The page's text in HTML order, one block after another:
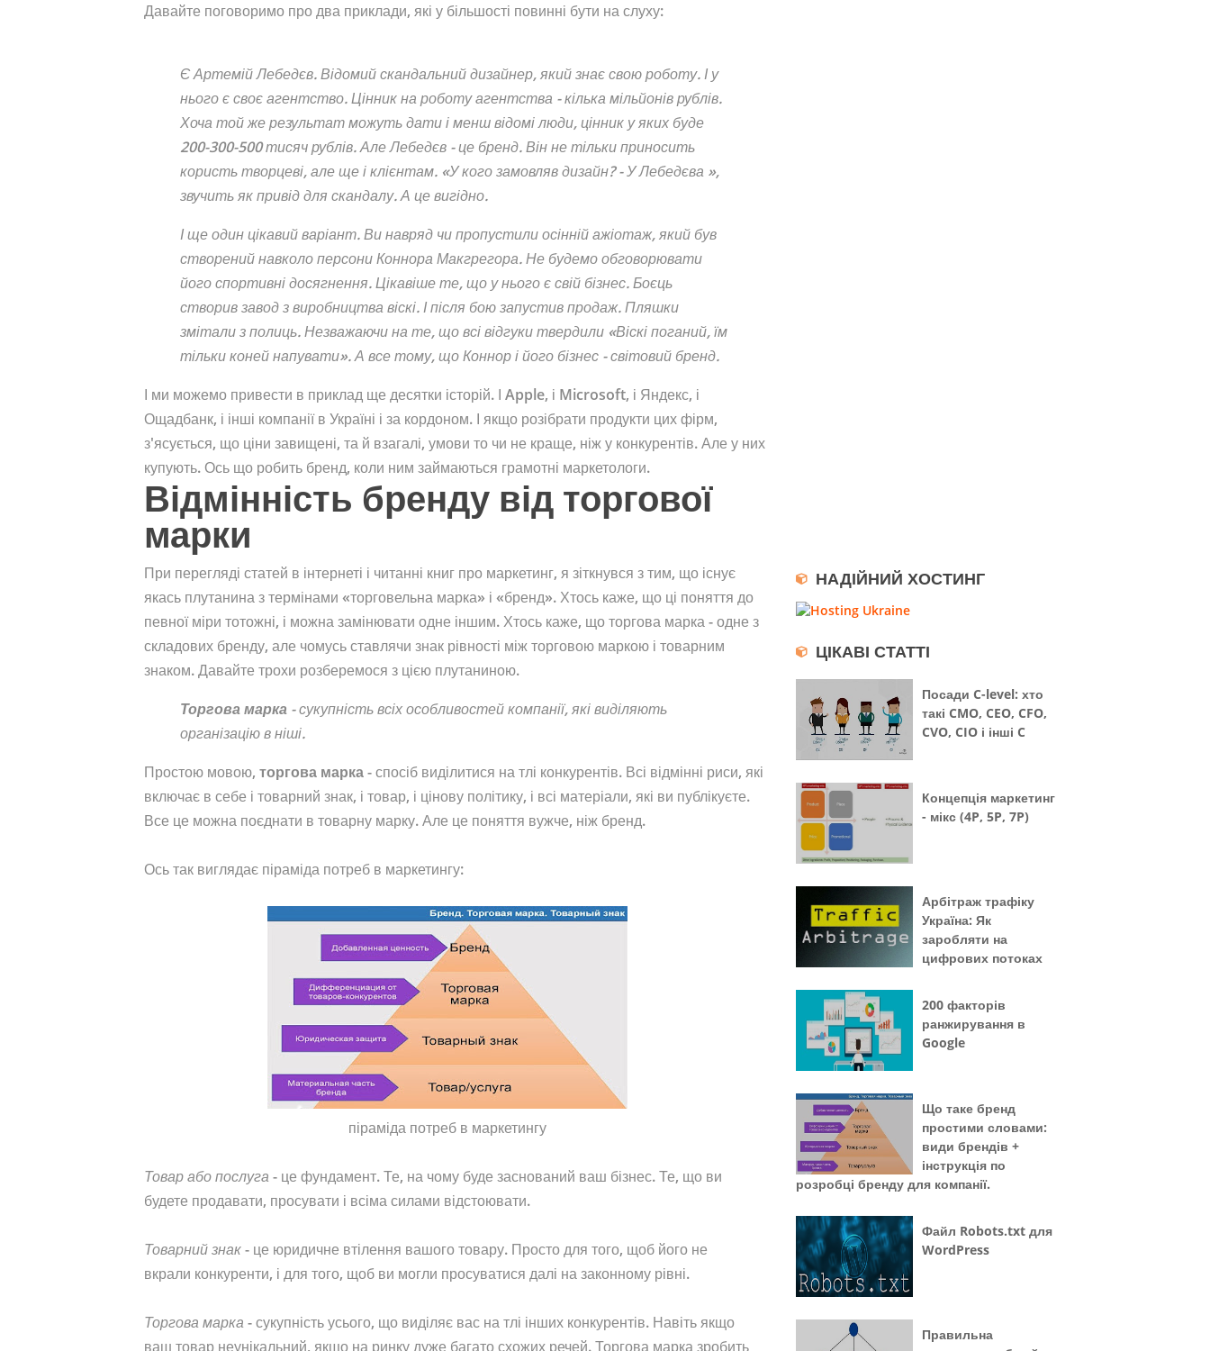
Давайте поговоримо про два приклади, які у більшості повинні бути на слуху:
Є Артемій Лебедєв. Відомий скандальний дизайнер, який знає свою роботу. І у
нього є своє агентство. Цінник на роботу агентства - кілька мільйонів рублів.
Хоча той же результат можуть дати і менш відомі люди, цінник у яких буде
200-300-500 тисяч рублів. Але Лебедєв - це бренд. Він не тільки приносить
користь творцеві, але ще і клієнтам. «У кого замовляв дизайн? - У Лебедєва »,
звучить як привід для скандалу. А це вигідно.
І ще один цікавий варіант. Ви навряд чи пропустили осінній ажіотаж, який був
створений навколо персони Коннора Макгрегора. Не будемо обговорювати
його спортивні досягнення. Цікавіше те, що у нього є свій бізнес. Боєць
створив завод з виробництва віскі. І після бою запустив продаж. Пляшки
змітали з полиць. Незважаючи на те, що всі відгуки твердили «Віскі поганий, їм
тільки коней напувати». А все тому, що Коннор і його бізнес - світовий бренд.
І ми можемо привести в приклад ще десятки історій. І Apple, і Microsoft, і Яндекс, і
Ощадбанк, і інші компанії в Україні і за кордоном. І якщо розібрати продукти цих фірм,
з'ясується, що ціни завищені, та й взагалі, умови то чи не краще, ніж у конкурентів. Але у них
купують. Ось що робить бренд, коли ним займаються грамотні маркетологи.
Відмінність бренду від торгової
марки
При перегляді статей в інтернеті і читанні книг про маркетинг, я зіткнувся з тим, що існує
якась плутанина з термінами «торговельна марка» і «бренд». Хтось каже, що ці поняття до
певної міри тотожні, і можна замінювати одне іншим. Хтось каже, що торгова марка - одне з
складових бренду, але чомусь ставлячи знак рівності між торговою маркою і товарним
знаком. Давайте трохи розберемося з цією плутаниною.
Торгова марка - сукупність всіх особливостей компанії, які виділяють
організацію в ніші.
Простою мовою, торгова марка- спосіб виділитися на тлі конкурентів. Всі відмінні риси, які
включає в себе і товарний знак, і товар, і цінову політику, і всі матеріали, які ви публікуєте.
Все це можна поєднати в товарну марку. Але це поняття вужче, ніж бренд.
Ось так виглядає піраміда потреб в маркетингу:
піраміда потреб в маркетингу
Товар або послуга- це фундамент. Те, на чому буде заснований ваш бізнес. Те, що ви
будете продавати, просувати і всіма силами відстоювати.
Товарний знак- це юридичне втілення вашого товару. Просто для того, щоб його не
вкрали конкуренти, і для того, щоб ви могли просуватися далі на законному рівні.
Торгова марка- сукупність усього, що виділяє вас на тлі інших конкурентів. Навіть якщо
ваш товар неунікальний, якщо на ринку дуже багато схожих речей. Торгова марка зробить
НАДІЙНИЙ ХОСТИНГ
ЦІКАВІ СТАТТІ
Посади C-level: хто
такі CMO, CEO, CFO,
CVO, CIO і інші C
Концепція маркетинг
- мікс (4P, 5P, 7P)
Арбітраж трафіку
Україна: Як
заробляти на
цифрових потоках
200 факторів
ранжирування в
Google
Що таке бренд
простими словами:
види брендів +
інструкція по
розробці бренду для компанії.
Файл Robots.txt для
WordPress
Правильна